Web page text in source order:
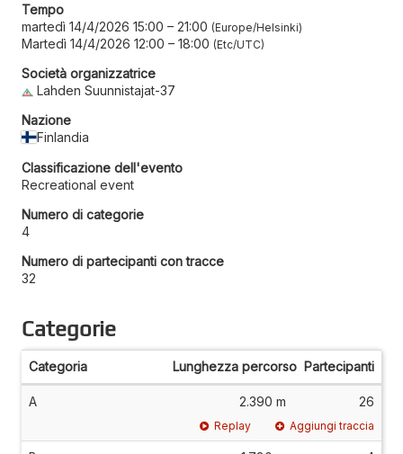
Tempo
martedì 14/4/2026 15:00 – 21:00 Europe/Helsinki
Martedì 14/4/2026 12:00 – 18:00 Etc/UTC
Società organizzatrice
Lahden Suunnistajat-37
Nazione
Finlandia
Classificazione dell'evento
Recreational event
Numero di categorie
4
Numero di partecipanti con tracce
32
Categorie
Categoria Lunghezza percorso Partecipanti
A 2.390 m 26
Replay Aggiungi traccia